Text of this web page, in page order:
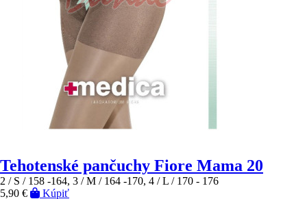
Tehotenské pančuchy Fiore Mama 20
2 / S / 158 -164, 3 / M / 164 -170, 4 / L / 170 - 176
5,90 €
Kúpiť